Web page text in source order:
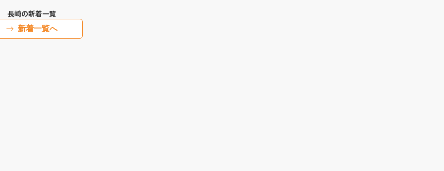
長崎の新着一覧
新着一覧へ